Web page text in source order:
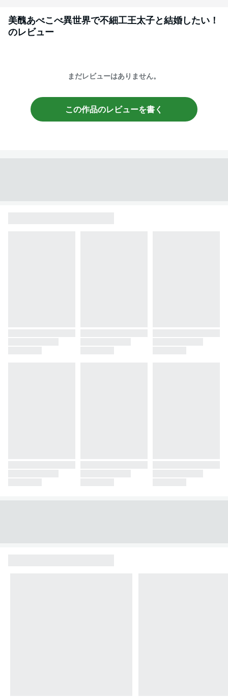
美醜あべこべ異世界で不細工王太子と結婚したい！
のレビュー
まだレビューはありません。
この作品のレビューを書く